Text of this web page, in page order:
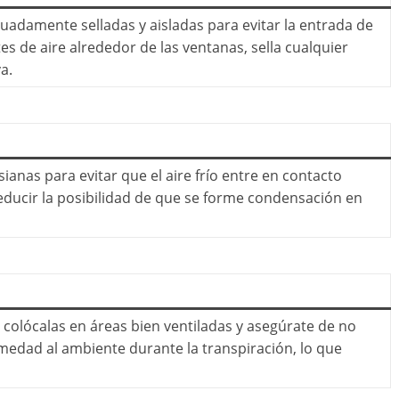
selladas y aisladas para evitar la entrada de
de aire alrededor de las ventanas, sella cualquier
para evitar que el aire frío entre en contacto
la posibilidad de que se forme condensación en
en áreas bien ventiladas y asegúrate de no
al ambiente durante la transpiración, lo que